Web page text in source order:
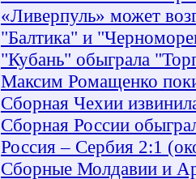
«Ливерпуль» может
"Балтика" и
"Кубань" обыграла
Максим Ромащенко
Сборная Чехии
Сборная России
Россия – Сербия 2:1
Сборные Молдавии и